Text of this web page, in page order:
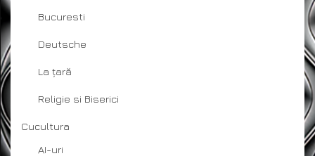
Bucuresti
Deutsche
La țară
Religie si Biserici
Cucultura
AI-uri